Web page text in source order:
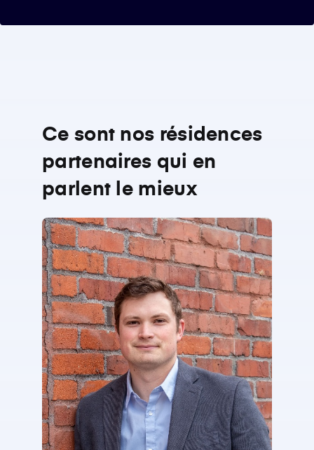
Ce sont nos résidences
partenaires qui en
parlent le mieux